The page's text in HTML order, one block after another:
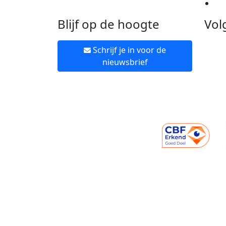
Blijf op de hoogte
Schrijf je in voor de
nieuwsbrief